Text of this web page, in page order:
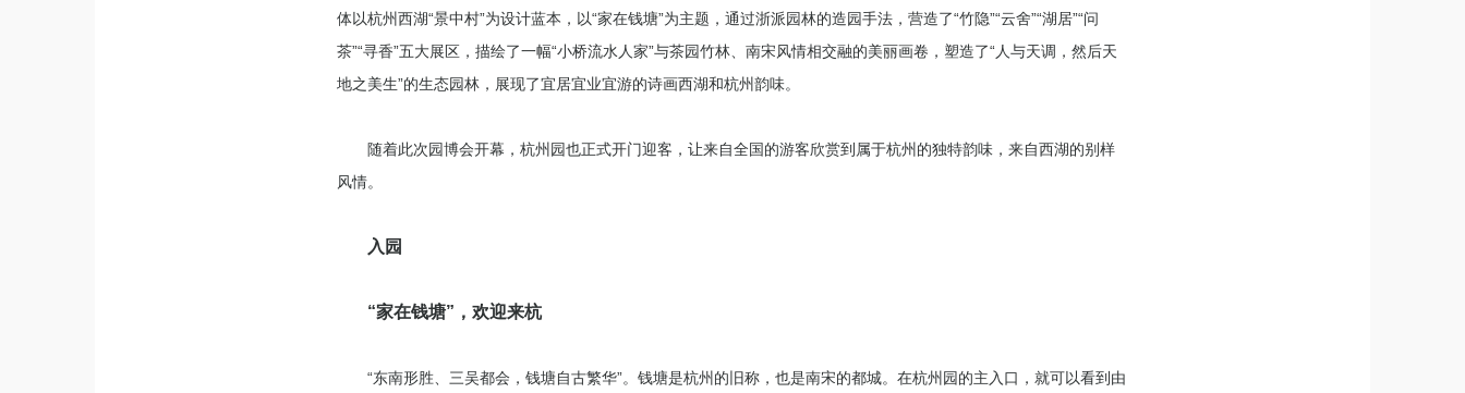
体以杭州西湖“景中村”为设计蓝本，以“家在钱塘”为主题，通过浙派园林的造园手法，营造了“竹隐”“云舍”“湖居”“问
茶”“寻香”五大展区，描绘了一幅“小桥流水人家”与茶园竹林、南宋风情相交融的美丽画卷，塑造了“人与天调，然后天
地之美生”的生态园林，展现了宜居宜业宜游的诗画西湖和杭州韵味。
随着此次园博会开幕，杭州园也正式开门迎客，让来自全国的游客欣赏到属于杭州的独特韵味，来自西湖的别样
风情。
入园
“家在钱塘”，欢迎来杭
“东南形胜、三吴都会，钱塘自古繁华”。钱塘是杭州的旧称，也是南宋的都城。在杭州园的主入口，就可以看到由